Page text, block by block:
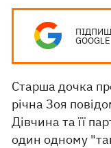
GOOGLE
Старша дочка
річна Зоя
Дівчина та її
один одному